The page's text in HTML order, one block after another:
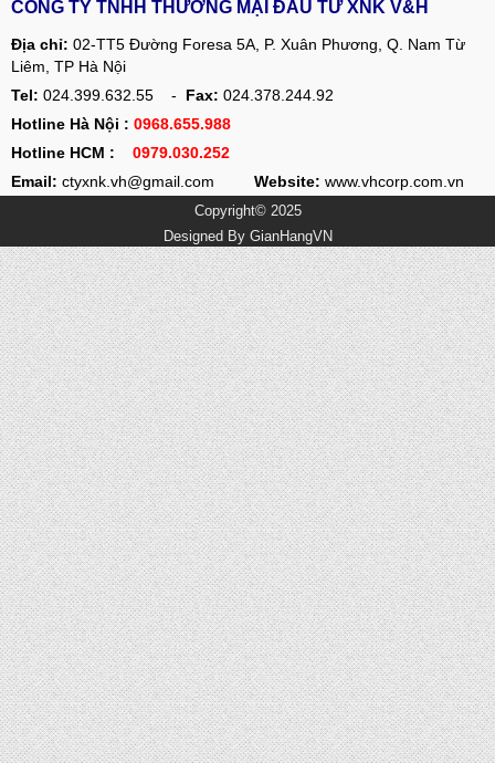
CÔNG TY TNHH THƯƠNG MẠI ĐẦU TƯ XNK V&H
Địa chỉ: 02-TT5 Đường Foresa 5A, P. Xuân Phương, Q. Nam Từ
Liêm, TP Hà Nội
Tel: 024.399.632.55 - Fax: 024.378.244.92
Hotline Hà Nội : 0968.655.988
Hotline HCM :
0979.030.252
Email: ctyxnk.vh@gmail.com Website: www.vhcorp.com.vn
Copyright© 2025
Designed By GianHangVN